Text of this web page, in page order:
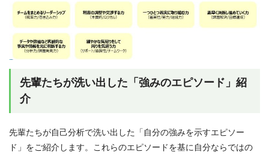
先輩たちが洗い出した「強みのエピソード」紹
介
先輩たちが自己分析で洗い出した「自分の強みを示すエピソー
ド」をご紹介します。これらのエピソードを基に自分ならではの